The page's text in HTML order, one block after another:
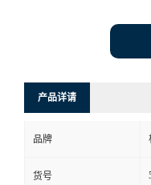
产品详请
品牌
货号